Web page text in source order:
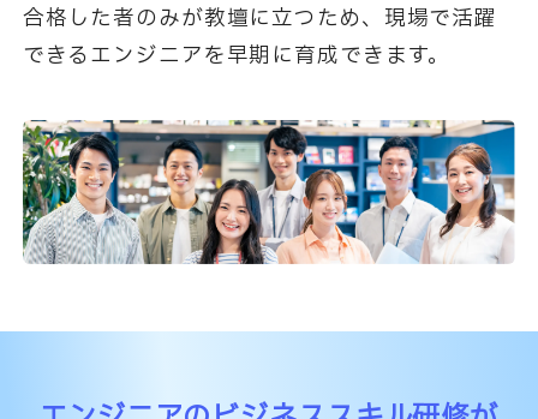
合格した者のみが教壇に立つため、 現場で活躍
できるエンジニアを早期に育成できます。